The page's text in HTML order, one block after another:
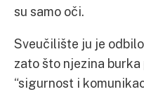
su samo oči.
Sveučilište ju je
zato što njezina
“sigurnost i